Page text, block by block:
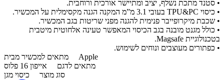
• סטנד מתכת נשלף, יציב ומתיישר אורכית ורוחבית.
• כיסוי TPU&PC בעובי 3.1 מ”מ המקנה הגנה מקסימלית על המכשיר.
• שכבת מיקרופייבר פנימית להגנה מפני שריטות בגב המכשיר.
• כולל מגנט מובנה בגב הכיסוי המאפשר טעינה אלחוטית מיטבית
בטכנולוגיית Magsafe.
• כפתורים מעוצבים ונוחים לשימוש.
מתאים למכשיר מבית Apple
מתאים לדגם אייפון 16 פלוס
סוג מוצר כיסוי מגן